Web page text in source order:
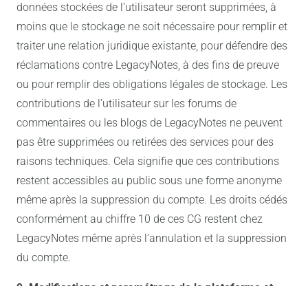
données stockées de l’utilisateur seront supprimées, à
moins que le stockage ne soit nécessaire pour remplir et
traiter une relation juridique existante, pour défendre des
réclamations contre LegacyNotes, à des fins de preuve
ou pour remplir des obligations légales de stockage. Les
contributions de l’utilisateur sur les forums de
commentaires ou les blogs de LegacyNotes ne peuvent
pas être supprimées ou retirées des services pour des
raisons techniques. Cela signifie que ces contributions
restent accessibles au public sous une forme anonyme
même après la suppression du compte. Les droits cédés
conformément au chiffre 10 de ces CG restent chez
LegacyNotes même après l’annulation et la suppression
du compte.